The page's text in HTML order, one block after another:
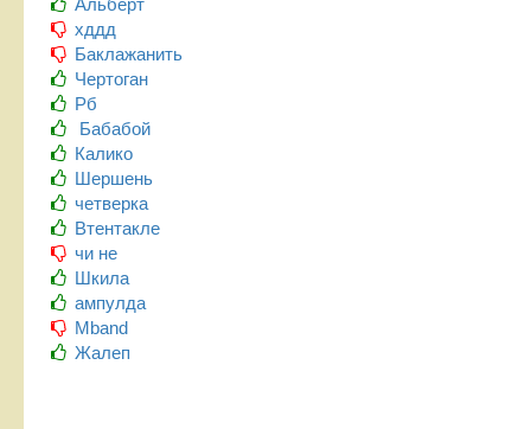
Альберт
хддд
Баклажанить
Чертоган
Рб
Бабабой
Калико
Шершень
четверка
Втентакле
чи не
Шкила
ампулда
Mband
Жалеп